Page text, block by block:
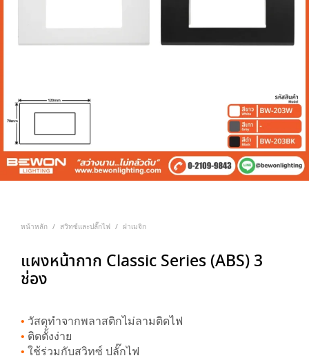
หน้าหลัก / สวิทซ์และปลั๊กไฟ / ฝาเมจิก
แผงหน้ากาก Classic Series (ABS) 3
ช่อง
• วัสดุทำจากพลาสติกไม่ลามติดไฟ
• ติดตั้งง่าย
• ใช้ร่วมกับสวิทซ์ ปลั๊กไฟ